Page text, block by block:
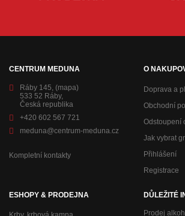
CENTRUM MEDUNA
Ráby 145, (mapa)
533 52 Ráby,
Česká republika
+420 602 567 721
meduna@centrum-meduna.cz
Kompletní kontakty
O
Doprava a
Obchodní
Odstoupení
Jak vybrat
Přihlášení
Registrace
ESHOPY & PRODEJNA DŮLEŽITÉ
Prodej